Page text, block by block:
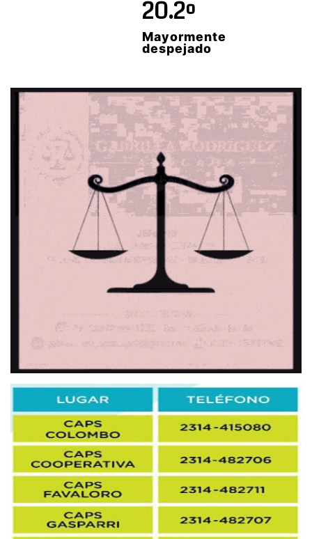
20.2º
Mayormente
despejado